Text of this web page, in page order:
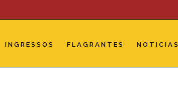
INGRESSOS FLAGRANTES NOTICIAS